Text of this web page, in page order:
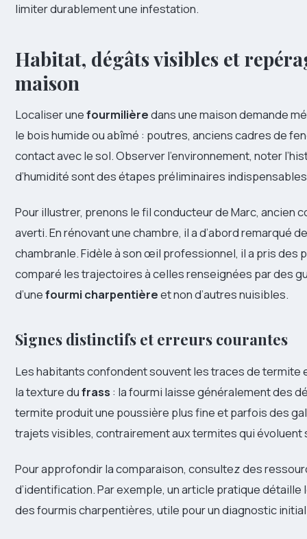
limiter durablement une infestation.
Habitat, dégâts visibles et
maison
Localiser unefourmilièredans une maison demande
le bois humide ou abîmé : poutres, anciens cadres de
contact avec le sol. Observer l’environnement, noter
d’humidité sont des étapes préliminaires
Pour illustrer, prenons le fil conducteur de Marc, ancien
averti. En rénovant une chambre, il a d’abord remarqué
chambranle. Fidèle à son œil professionnel, il a pris des
comparé les trajectoires à celles renseignées par des
d’unefourmi charpentièreet non d’autres nuisibles.
Signes distinctifs et erreurs courantes
Les habitants confondent souvent les traces de termite
la texture dufrass : la fourmi laisse généralement des
termite produit une poussière plus fine et parfois des
trajets visibles, contrairement aux termites qui évoluent
Pour approfondir la comparaison, consultez des
d’identification. Par exemple, un article pratique
des fourmis charpentières, utile pour un diagnostic